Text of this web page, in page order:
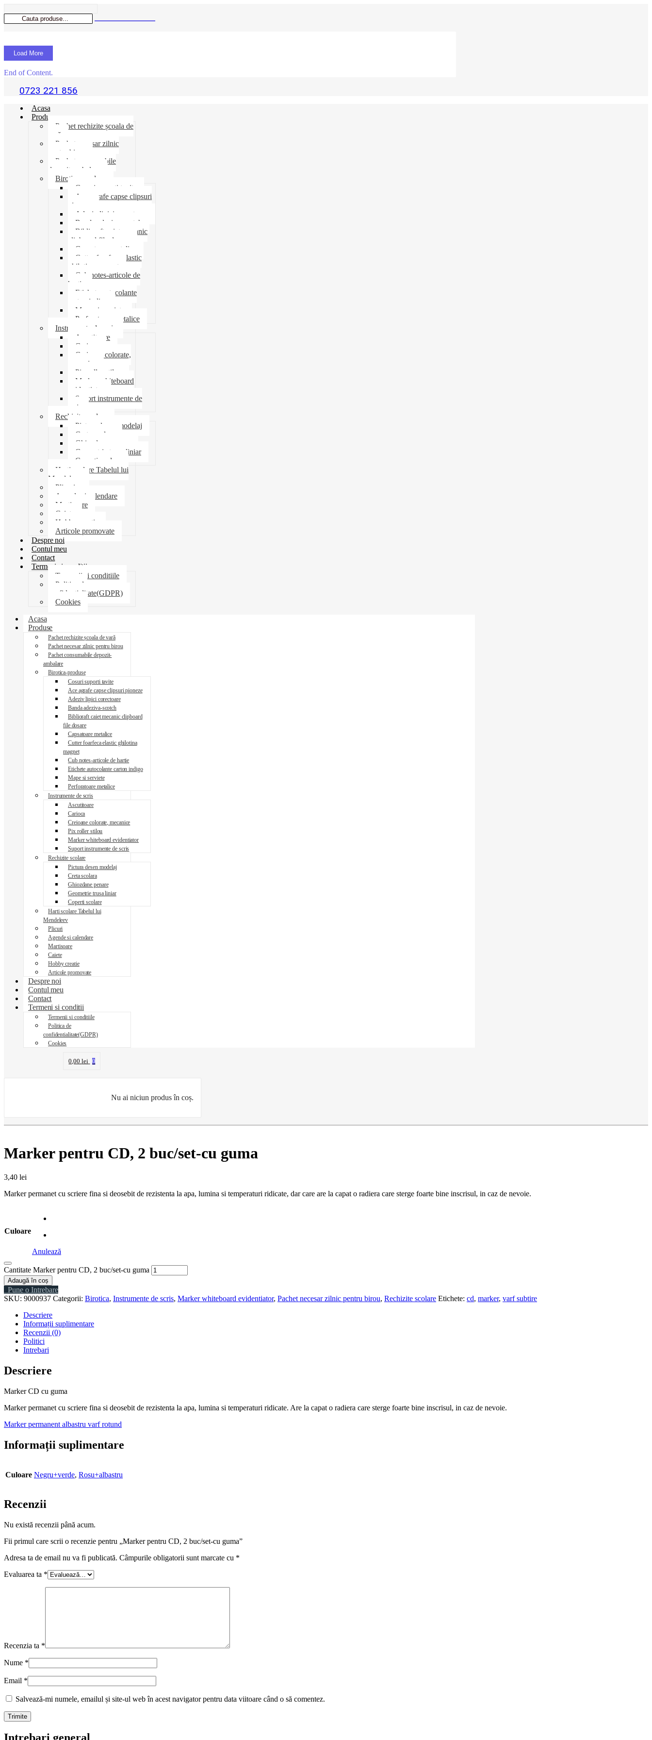
Load More
End of Content.
0723 221 856
Acasa
Produse
Pachet rechizite școala de
vară
Pachet necesar zilnic
pentru birou
Pachet consumabile
depozit-ambalare
Birotica-produse
Cosuri suporti tavite
Ace agrafe capse clipsuri
pioneze
Adeziv lipici corectoare
Banda adeziva-scotch
Biblioraft caiet mecanic
clipboard file dosare
Capsatoare metalice
Cutter foarfeca elastic
ghilotina magnet
Cub notes-articole de
hartie
Etichete autocolante
carton indigo
Mape si serviete
Perforatoare metalice
Instrumente de scris
Ascutitoare
Carioca
Creioane colorate,
mecanice
Pix roller stilou
Marker whiteboard
evidentiator
Suport instrumente de
scris
Rechizite scolare
Pictura desen modelaj
Creta scolara
Ghiozdane penare
Geometrie trusa liniar
Coperti scolare
Harti scolare Tabelul lui
Mendeleev
Plicuri
Agende si calendare
Martisoare
Caiete
Hobby creatie
Articole promovate
Despre noi
Contul meu
Contact
Termeni si conditii
Termenii si conditiile
Politica de
confidentialitate(GDPR)
Cookies
Acasa
Produse
Pachet rechizite școala de vară
Pachet necesar zilnic pentru birou
Pachet consumabile depozit-
ambalare
Birotica-produse
Cosuri suporti tavite
Ace agrafe capse clipsuri pioneze
Adeziv lipici corectoare
Banda adeziva-scotch
Biblioraft caiet mecanic clipboard
file dosare
Capsatoare metalice
Cutter foarfeca elastic ghilotina
magnet
Cub notes-articole de hartie
Etichete autocolante carton indigo
Mape si serviete
Perforatoare metalice
Instrumente de scris
Ascutitoare
Carioca
Creioane colorate, mecanice
Pix roller stilou
Marker whiteboard evidentiator
Suport instrumente de scris
Rechizite scolare
Pictura desen modelaj
Creta scolara
Ghiozdane penare
Geometrie trusa liniar
Coperti scolare
Harti scolare Tabelul lui
Mendeleev
Plicuri
Agende si calendare
Martisoare
Caiete
Hobby creatie
Articole promovate
Despre noi
Contul meu
Contact
Termeni si conditii
Termenii si conditiile
Politica de
confidentialitate(GDPR)
Cookies
0,00lei 0
Nu ai niciun produs în coș.
Marker pentru CD, 2 buc/set-cu guma
3,40 lei
Marker permanet cu scriere fina si deosebit de rezistenta la apa, lumina si temperaturi ridicate, dar care are la capat o radiera care sterge foarte bine inscrisul, in caz de nevoie.
Culoare
Anulează
Cantitate Marker pentru CD, 2 buc/set-cu guma
Adaugă în coș
Pune o Intrebare
SKU: 9000937 Categorii: Birotica, Instrumente de scris, Marker whiteboard evidentiator, Pachet necesar zilnic pentru birou, Rechizite scolare Etichete: cd, marker, varf subtire
Descriere
Informații suplimentare
Recenzii (0)
Politici
Intrebari
Descriere
Marker CD cu guma
Marker permanet cu scriere fina si deosebit de rezistenta la apa, lumina si temperaturi ridicate. Are la capat o radiera care sterge foarte bine inscrisul, in caz de nevoie.
Marker permanent albastru varf rotund
Informații suplimentare
Culoare Negru+verde, Rosu+albastru
Recenzii
Nu există recenzii până acum.
Fii primul care scrii o recenzie pentru „Marker pentru CD, 2 buc/set-cu guma”
Adresa ta de email nu va fi publicată. Câmpurile obligatorii sunt marcate cu *
Evaluarea ta *
Recenzia ta *
Nume *
Email *
Salvează-mi numele, emailul și site-ul web în acest navigator pentru data viitoare când o să comentez.